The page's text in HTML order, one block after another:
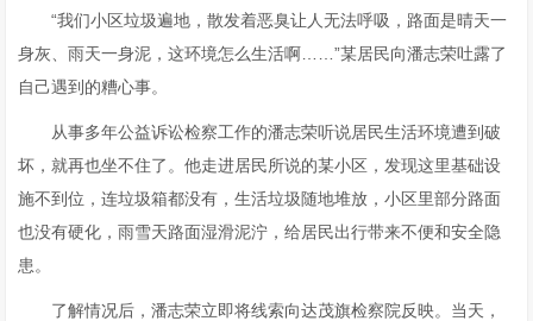
“我们小区垃圾遍地，散发着恶臭让人无法呼吸，路面是晴天一
身灰、雨天一身泥，这环境怎么生活啊……”某居民向潘志荣吐露了
自己遇到的糟心事。
从事多年公益诉讼检察工作的潘志荣听说居民生活环境遭到破
坏，就再也坐不住了。他走进居民所说的某小区，发现这里基础设
施不到位，连垃圾箱都没有，生活垃圾随地堆放，小区里部分路面
也没有硬化，雨雪天路面湿滑泥泞，给居民出行带来不便和安全隐
患。
了解情况后，潘志荣立即将线索向达茂旗检察院反映。当天，